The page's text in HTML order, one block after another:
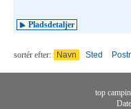
Pladsdetaljer
sortér efter: Navn Sted
top